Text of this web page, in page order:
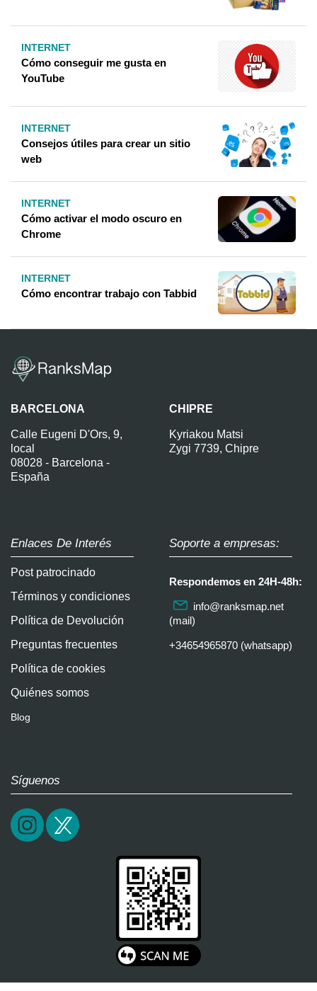
INTERNET
Cómo conseguir me gusta en
YouTube
INTERNET
Consejos útiles para crear un sitio
web
INTERNET
Cómo activar el modo oscuro en
Chrome
INTERNET
Cómo encontrar trabajo con Tabbid
BARCELONA
Calle Eugeni D'Ors, 9,
local
08028 - Barcelona -
España
CHIPRE
Kyriakou Matsi
Zygi 7739, Chipre
Enlaces De Interés
Post patrocinado
Términos y condiciones
Política de Devolución
Preguntas frecuentes
Política de cookies
Quiénes somos
Blog
Soporte a empresas:
Respondemos en 24H-48h:
info@ranksmap.net
(mail)
+34654965870 (whatsapp)
Síguenos